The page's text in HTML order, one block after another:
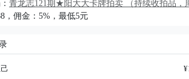
青龙志121期★阳大大卡牌拍卖 （持续收拍品，
，佣金：5%，最低5元